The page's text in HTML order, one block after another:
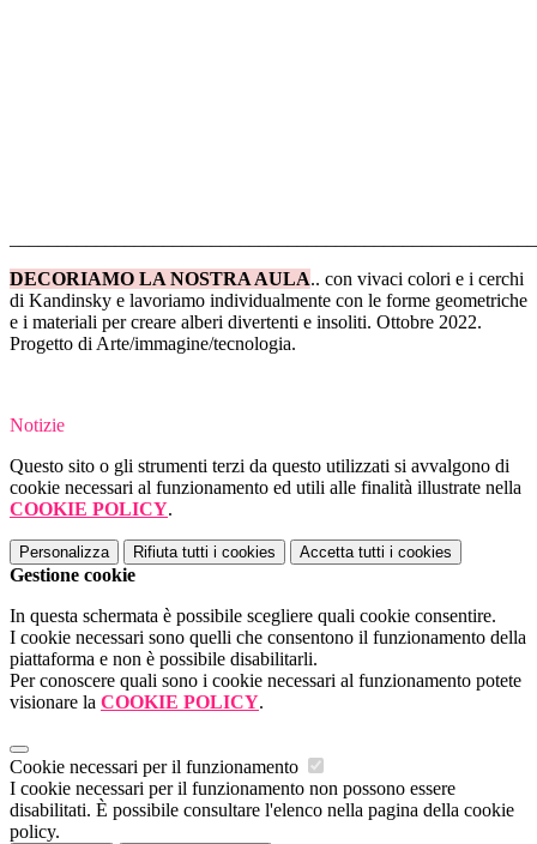
DECORIAMO LA NOSTRA AULA.. con vivaci colori e i cerchi
di Kandinsky e lavoriamo individualmente con le forme geometriche
e i materiali per creare alberi divertenti e insoliti. Ottobre 2022.
Progetto di Arte/immagine/tecnologia.
Notizie
Questo sito o gli strumenti terzi da questo utilizzati si avvalgono di
cookie necessari al funzionamento ed utili alle finalità illustrate nella
COOKIE POLICY.
Personalizza Rifiuta tutti i cookies Accetta tutti i cookies
Gestione cookie
In questa schermata è possibile scegliere quali cookie consentire.
I cookie necessari sono quelli che consentono il funzionamento della
piattaforma e non è possibile disabilitarli.
Per conoscere quali sono i cookie necessari al funzionamento potete
visionare la COOKIE POLICY.
Cookie necessari per il funzionamento
I cookie necessari per il funzionamento non possono essere
disabilitati. È possibile consultare l'elenco nella pagina della cookie
policy.